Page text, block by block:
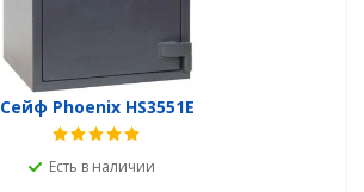
Сейф Phoenix HS3551E
Есть в наличии